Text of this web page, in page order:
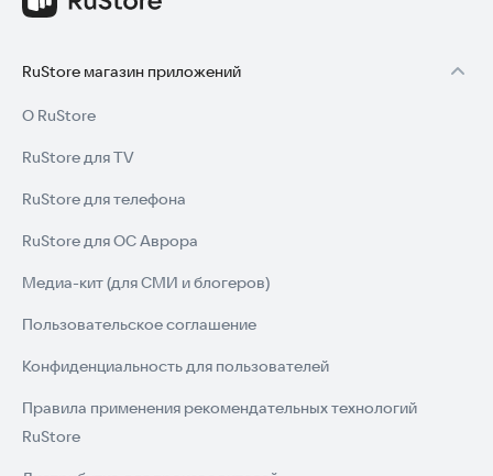
RuStore магазин приложений
О RuStore
RuStore для TV
RuStore для телефона
RuStore для ОС Аврора
Медиа-кит (для СМИ и блогеров)
Пользовательское соглашение
Конфиденциальность для пользователей
Правила применения рекомендательных технологий
RuStore